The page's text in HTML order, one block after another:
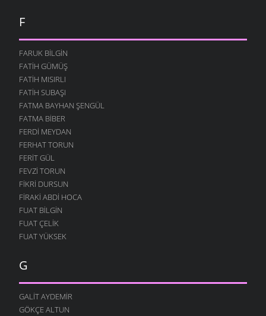
F
FARUK BILGIN
FATIH GÜMÜŞ
FATIH MISIRLI
FATIH SUBAŞI
FATMA BAYHAN ŞENGÜL
FATMA BIBER
FERDI MEYDAN
FERHAT TORUN
FERIT GÜL
FEVZI TORUN
FIKRI DURSUN
FIRAKI ABDI HOCA
FUAT BILGIN
FUAT ÇELIK
FUAT YÜKSEK
G
GALIT AYDEMIR
GÖKÇE ALTUN